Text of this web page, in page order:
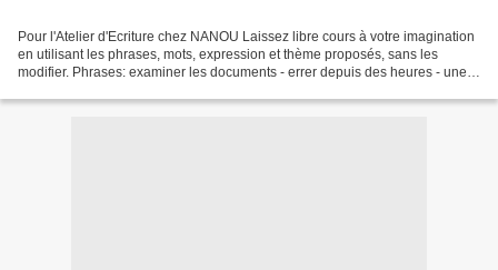
Pour l'Atelier d'Ecriture chez NANOU Laissez libre cours à votre imagination
en utilisant les phrases, mots, expression et thème proposés, sans les
modifier. Phrases: examiner les documents - errer depuis des heures - une